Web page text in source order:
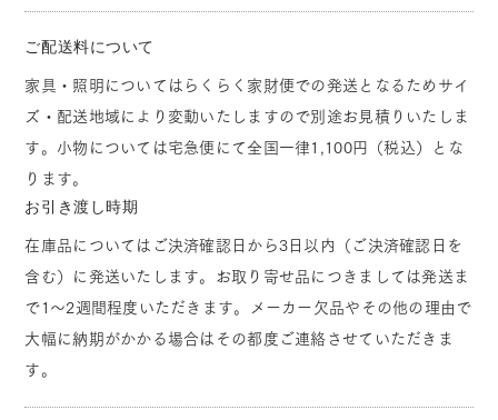
ご配送料について
家具・照明についてはらくらく家財便での発送となるためサイ
ズ・配送地域により変動いたしますので別途お見積りいたしま
す。小物については宅急便にて全国一律1,100円（税込）とな
ります。
お引き渡し時期
在庫品についてはご決済確認日から3日以内（ご決済確認日を
含む）に発送いたします。お取り寄せ品につきましては発送ま
で1～2週間程度いただきます。メーカー欠品やその他の理由で
大幅に納期がかかる場合はその都度ご連絡させていただきま
す。